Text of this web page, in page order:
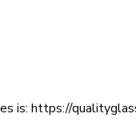
is: https://